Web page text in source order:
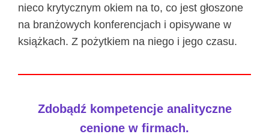
nieco krytycznym okiem na to, co jest głoszone
na branżowych konferencjach i opisywane w
książkach. Z pożytkiem na niego i jego czasu.
Zdobądź kompetencje analityczne
cenione w firmach.